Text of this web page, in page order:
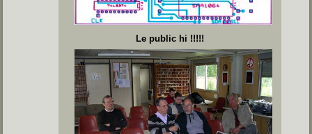
Le public hi !!!!!